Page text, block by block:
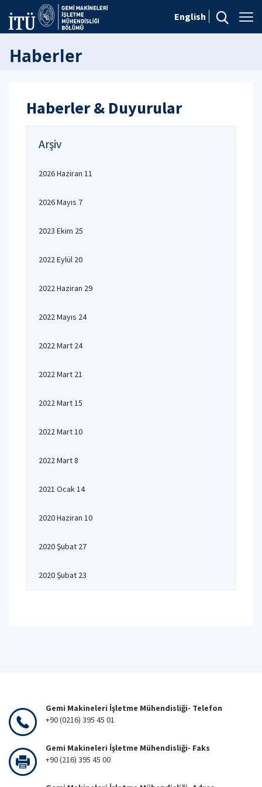
English
Haberler
Haberler & Duyurular
Arşiv
2026 Haziran 11
2026 Mayıs 7
2023 Ekim 25
2022 Eylül 20
2022 Haziran 29
2022 Mayıs 24
2022 Mart 24
2022 Mart 21
2022 Mart 15
2022 Mart 10
2022 Mart 8
2021 Ocak 14
2020 Haziran 10
2020 Şubat 27
2020 Şubat 23
Gemi Makineleri İşletme Mühendisliği- Telefon
+90 (0216) 395 45 01
Gemi Makineleri İşletme Mühendisliği- Faks
+90 (216) 395 45 00